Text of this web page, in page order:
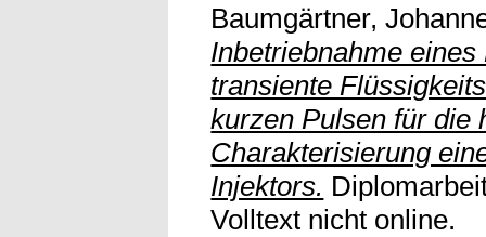
Baumgärtner,
Inbetriebnahme
transiente
kurzen Pulsen für die
Charakterisierung
Injektors.
Volltext nicht online.